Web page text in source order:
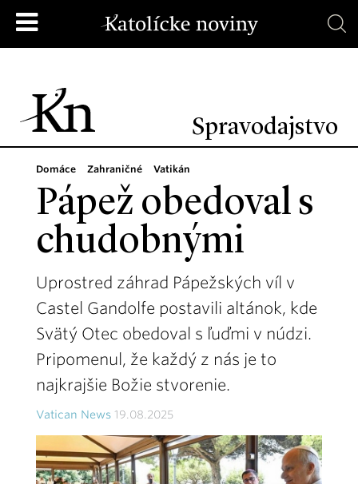
Spravodajstvo
Domáce Zahraničné Vatikán
Pápež obedoval s
chudobnými
Uprostred záhrad Pápežských víl v
Castel Gandolfe postavili altánok, kde
Svätý Otec obedoval s ľuďmi v núdzi.
Pripomenul, že každý z nás je to
najkrajšie Božie stvorenie.
Vatican News 19.08.2025